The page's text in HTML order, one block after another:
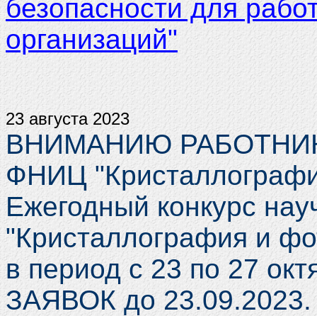
безопасности для
организаций"
23 августа 2023
ВНИМАНИЮ
ФНИЦ
Ежегодный конкурс
"Кристаллография и
в период с 23 по 27
ЗАЯВОК до